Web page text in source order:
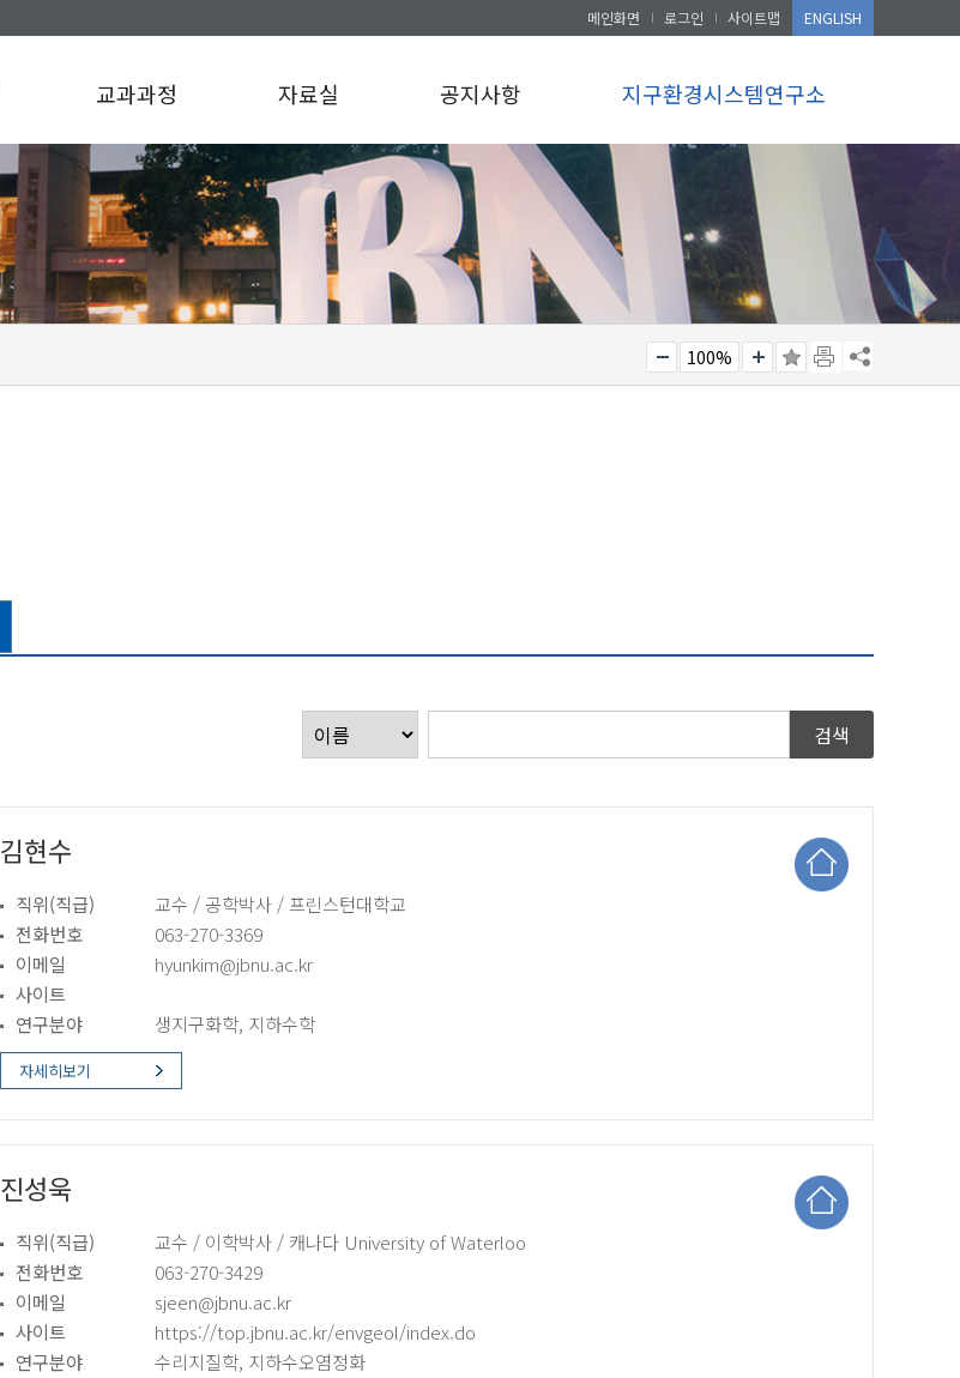
메인화면 로그인 사이트맵 ENGLISH
교과과정 자료실 공지사항 지구환경시스템연구소
100%
김현수
직위(직급)
교수 / 공학박사 / 프린스턴대학교
전화번호
063-270-3369
이메일
hyunkim@jbnu.ac.kr
사이트
연구분야
생지구화학, 지하수학
자세히보기
진성욱
직위(직급)
교수 / 이학박사 / 캐나다 University of Waterloo
전화번호
063-270-3429
이메일
sjeen@jbnu.ac.kr
사이트
https://top.jbnu.ac.kr/envgeol/index.do
연구분야
수리지질학, 지하수오염정화